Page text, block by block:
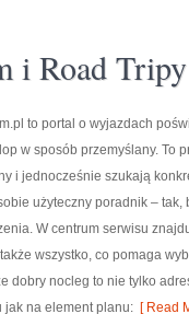
i Road Tripy
to portal o wyjazdach
w sposób przemyślany. To
i jednocześnie szukają
użyteczny poradnik –
W centrum serwisu
wszystko, co pomaga
dobry nocleg to nie tylko
jak na element planu: [ Read